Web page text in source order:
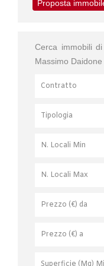
Proposta
Cerca immobili
Massimo Daidone